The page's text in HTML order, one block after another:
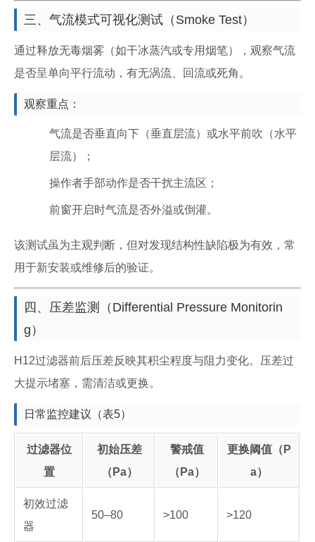
三、气流模式可视化测试（Smoke Test）
通过释放无毒烟雾（如干冰蒸汽或专用烟笔），观察气流
是否呈单向平行流动，有无涡流、回流或死角。
观察重点：
气流是否垂直向下（垂直层流）或水平前吹（水平
层流）；
操作者手部动作是否干扰主流区；
前窗开启时气流是否外溢或倒灌。
该测试虽为主观判断，但对发现结构性缺陷极为有效，常
用于新安装或维修后的验证。
四、压差监测（Differential Pressure Monitorin
g）
H12过滤器前后压差反映其积尘程度与阻力变化。压差过
大提示堵塞，需清洁或更换。
日常监控建议（表5）
过滤器位
置
初始压差
（Pa）
警戒值
（Pa）
更换阈值（P
a）
初效过滤
器
50–80 >100 >120